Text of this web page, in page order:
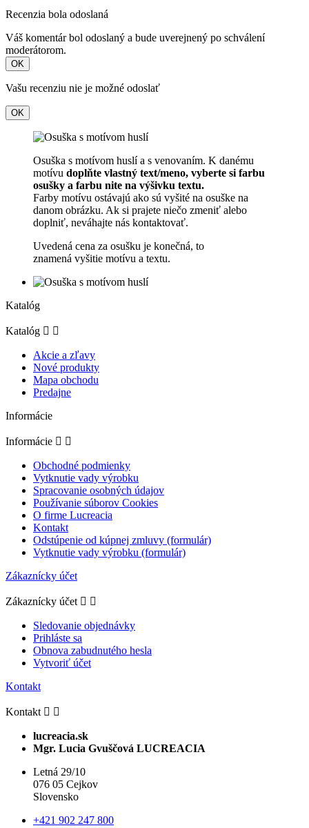
Recenzia bola odoslaná
Váš komentár bol odoslaný a bude uverejnený po schválení
moderátorom.
OK
Vašu recenziu nie je možné odoslať
OK
Osuška s motívom huslí a s venovaním. K danému
motívu doplňte vlastný text/meno, vyberte si farbu
osušky a farbu nite na výšivku textu.
Farby motívu ostávajú ako sú vyšité na osuške na
danom obrázku. Ak si prajete niečo zmeniť alebo
doplniť, neváhajte nás kontaktovať.
Uvedená cena za osušku je konečná, to
znamená vyšitie motívu a textu.
Katalóg
Katalóg  
Akcie a zľavy
Nové produkty
Mapa obchodu
Predajne
Informácie
Informácie  
Obchodné podmienky
Vytknutie vady výrobku
Spracovanie osobných údajov
Používanie súborov Cookies
O firme Lucreacia
Kontakt
Odstúpenie od kúpnej zmluvy (formulár)
Vytknutie vady výrobku (formulár)
Zákaznícky účet
Zákaznícky účet  
Sledovanie objednávky
Prihláste sa
Obnova zabudnutého hesla
Vytvoriť účet
Kontakt
Kontakt  
lucreacia.sk
Mgr. Lucia Gvuščová LUCREACIA
Letná 29/10
076 05 Cejkov
Slovensko
+421 902 247 800